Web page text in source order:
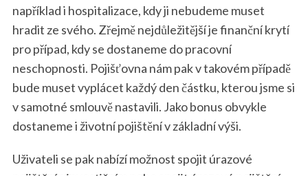
například i hospitalizace, kdy ji nebudeme muset
hradit ze svého. Zřejmě nejdůležitější je finanční krytí
pro případ, kdy se dostaneme do pracovní
neschopnosti. Pojišťovna nám pak v takovém případě
bude muset vyplácet každý den částku, kterou jsme si
v samotné smlouvě nastavili. Jako bonus obvykle
dostaneme i životní pojištění v základní výši.
Uživateli se pak nabízí možnost spojit úrazové